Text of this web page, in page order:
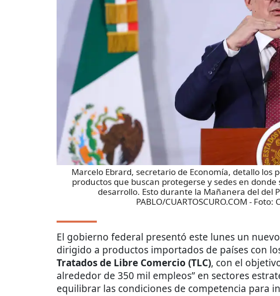
Marcelo Ebrard, secretario de Economía, detallo los
productos que buscan protegerse y sedes en donde
desarrollo. Esto durante la Mañanera del del
PABLO/CUARTOSCURO.COM - Foto:
El gobierno federal presentó este lunes un
dirigido a productos importados de países con
Tratados de Libre Comercio (TLC), con el
alrededor de 350 mil empleos” en sectores
equilibrar las condiciones de competencia para